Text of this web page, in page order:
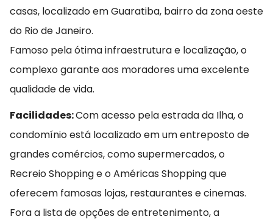
casas, localizado em Guaratiba, bairro da zona oeste
do Rio de Janeiro.
Famoso pela ótima infraestrutura e localização, o
complexo garante aos moradores uma excelente
qualidade de vida.
Facilidades:Com acesso pela estrada da Ilha, o
condomínio está localizado em um entreposto de
grandes comércios, como supermercados, o
Recreio Shopping e o Américas Shopping que
oferecem famosas lojas, restaurantes e cinemas.
Fora a lista de opções de entretenimento, a